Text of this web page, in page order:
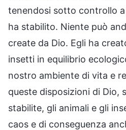
tenendosi sotto controllo
ha stabilito. Niente può
create da Dio. Egli ha
insetti in equilibrio
nostro ambiente di vita e
queste disposizioni di Dio,
stabilite, gli animali e gli
caos e di conseguenza